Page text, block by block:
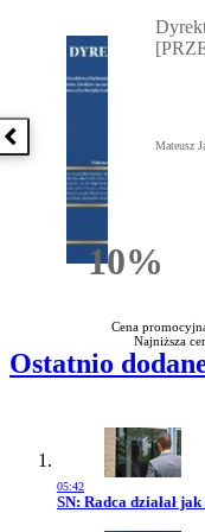
Poprzednia książka
10%
Mateusz
Cena
Najniższa
Ostatnio
05:42
Przejdź do artykułu:
SN: Radca działał